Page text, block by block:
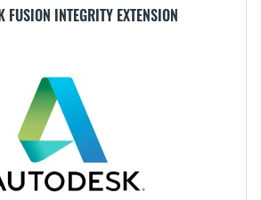
FUSION INTEGRITY EXTENSION